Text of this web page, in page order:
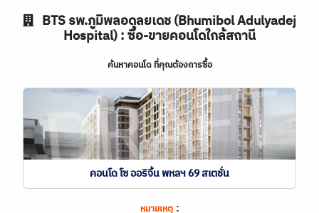
BTSรพ.ภูมิพลอดุลยเดช (Bhumibol Adulyadej
Hospital) : ซื้อ-ขายคอนโดใกล้สถานี
ค้นหาคอนโด ที่คุณต้องการซื้อ
คอนโด โซ ออริจิ้น พหลฯ 69 สเตชั่น
หมายเหตุ: